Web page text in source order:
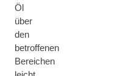
Öl
über
den
betroffenen
Bereichen